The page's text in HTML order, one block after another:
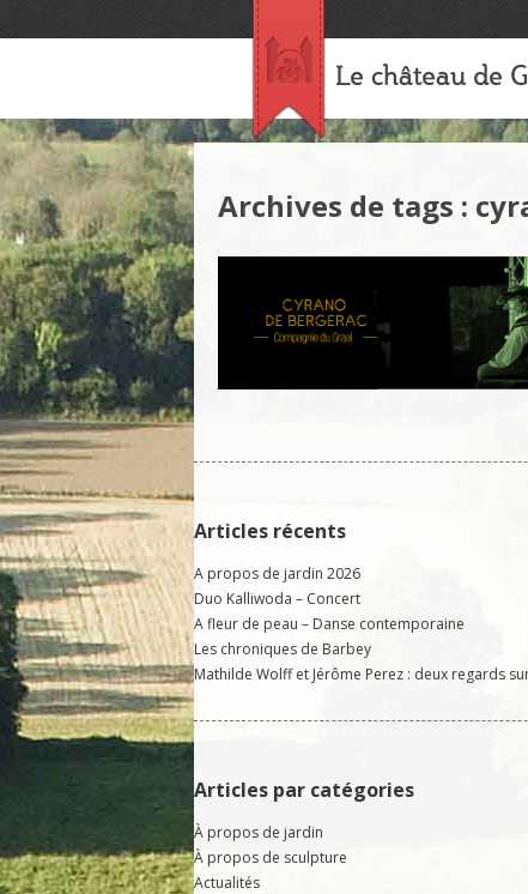
Le château de
Archives de tags :
Articles récents
A propos de jardin 2026
Duo Kalliwoda – Concert
A fleur de peau – Danse contemporaine
Les chroniques de Barbey
Mathilde Wolff et Jérôme Perez : deux regards
Articles par catégories
À propos de jardin
À propos de sculpture
Actualités